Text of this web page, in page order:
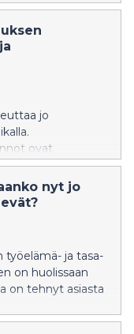
on käytössään
jo
ovat
joka
Tuppurainen
nyt jo
työelämä- ja tasa-
on huolissaan
on tehnyt asiasta